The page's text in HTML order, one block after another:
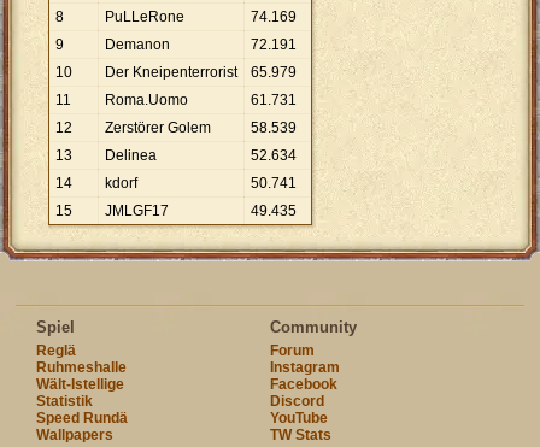
8
PuLLeRone 74.169
9
Demanon 72.191
10
Der Kneipenterrorist 65.979
11
Roma.Uomo 61.731
12
Zerstörer Golem 58.539
13
Delinea 52.634
14
kdorf 50.741
15
JMLGF17 49.435
Spiel
Reglä
Ruhmeshalle
Wält-Istellige
Statistik
Speed Rundä
Wallpapers
Community
Forum
Instagram
Facebook
Discord
YouTube
TW Stats